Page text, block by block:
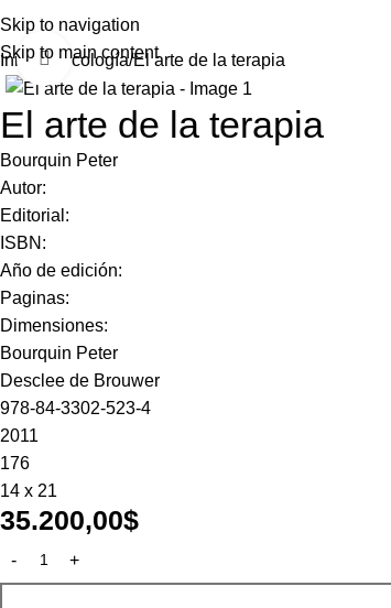
Skip to navigation
Skip to main content
Inicio Psicología El arte de la terapia
Click to enlarge
El arte de la terapia
Bourquin Peter
Autor:
Editorial:
ISBN:
Año de edición:
Paginas:
Dimensiones:
Bourquin Peter
Desclee de Brouwer
978-84-3302-523-4
2011
176
14 x 21
35.200,00$